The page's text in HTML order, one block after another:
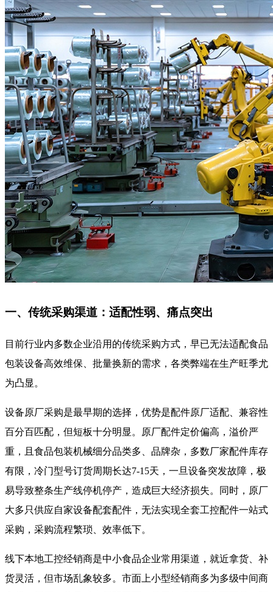
一、传统采购渠道：适配性弱、痛点突出
目前行业内多数企业沿用的传统采购方式，早已无法适配食品
包装设备高效维保、批量换新的需求，各类弊端在生产旺季尤
为凸显。
设备原厂采购是最早期的选择，优势是配件原厂适配、兼容性
百分百匹配，但短板十分明显。原厂配件定价偏高，溢价严
重，且食品包装机械细分品类多、品牌杂，多数厂家配件库存
有限，冷门型号订货周期长达7-15天，一旦设备突发故障，极
易导致整条生产线停机停产，造成巨大经济损失。同时，原厂
大多只供应自家设备配套配件，无法实现全套工控配件一站式
采购，采购流程繁琐、效率低下。
线下本地工控经销商是中小食品企业常用渠道，就近拿货、补
货灵活，但市场乱象较多。市面上小型经销商多为多级中间商